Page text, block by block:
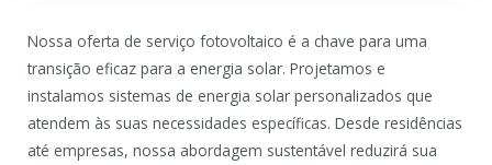
Nossa oferta de serviço fotovoltaico é a chave para uma
transição eficaz para a energia solar. Projetamos e
instalamos sistemas de energia solar personalizados que
atendem às suas necessidades específicas. Desde residências
até empresas, nossa abordagem sustentável reduzirá sua